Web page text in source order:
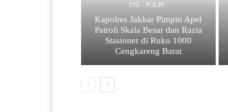
TNI - POLRI
Kapolres Jakbar Pimpin Apel
Patroli Skala Besar dan Razia
Stasioner di Ruko 1000
Cengkareng Barat